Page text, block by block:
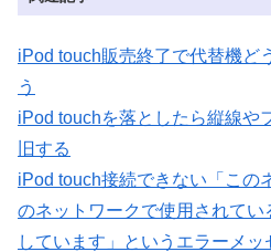
iPod touch販売終了で代替機ど
う
iPod touchを落としたら縦線や
旧する
iPod touch接続できない「この
のネットワークで使用されて
しています」というエラーメッ